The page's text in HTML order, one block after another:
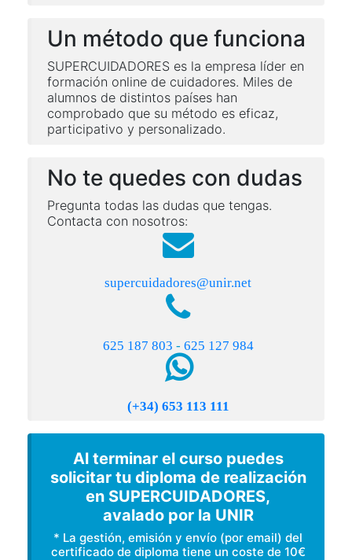
Un método que funciona
SUPERCUIDADORES es la empresa líder en
formación online de cuidadores. Miles de
alumnos de distintos países han
comprobado que su método es eficaz,
participativo y personalizado.
No te quedes con dudas
Pregunta todas las dudas que tengas.
Contacta con nosotros:
supercuidadores@unir.net
625 187 803 - 625 127 984
(+34) 653 113 111
Al terminar el curso puedes
solicitar tu diploma de realización
en SUPERCUIDADORES,
avalado por la UNIR
* La gestión, emisión y envío (por email) del
certificado de diploma tiene un coste de 10€